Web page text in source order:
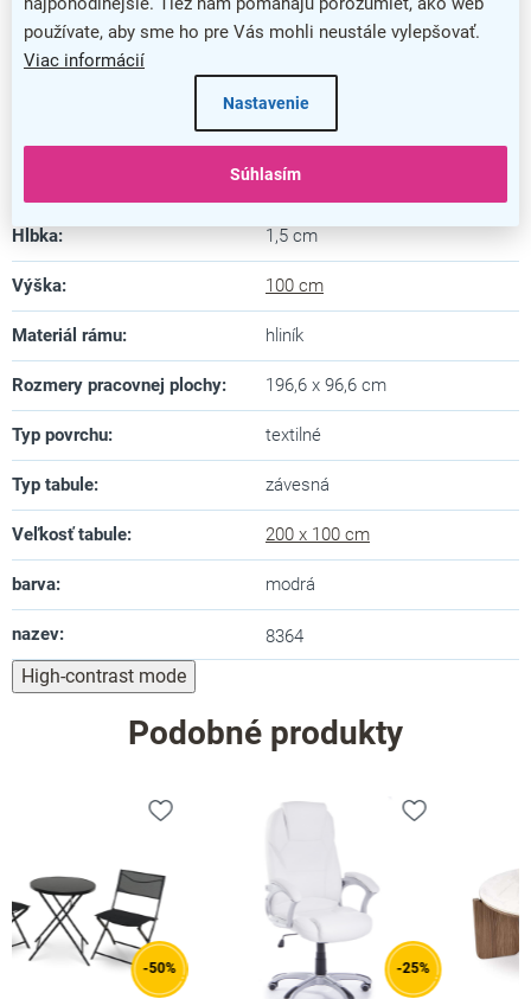
používate, aby sme ho pre Vás mohli neustále vylepšovať.
Viac informácií
Nastavenie
Súhlasím
Kategória: Textilné nástenky
5 rokov
200 cm
Hĺbka: 1,5 cm
Výška: 100 cm
Materiál rámu: hliník
Rozmery pracovnej plochy: 196,6 x 96,6 cm
Typ povrchu: textilné
Typ tabule: závesná
Veľkosť tabule: 200 x 100 cm
barva: modrá
nazev: 8364
High-contrast mode
Podobné produkty